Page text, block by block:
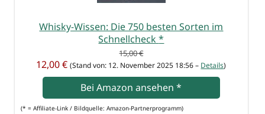
Whis­ky-Wis­sen: Die 750 bes­ten Sor­ten im
Schnell­ch­eck*
15,00 €
12,00 € (Stand von: 12. Novem­ber 2025 18:56 – Details)
Bei Ama­zon anse­hen*
(* = Affi­lia­te-Link / Bild­quel­le: Amazon-Partnerprogramm)